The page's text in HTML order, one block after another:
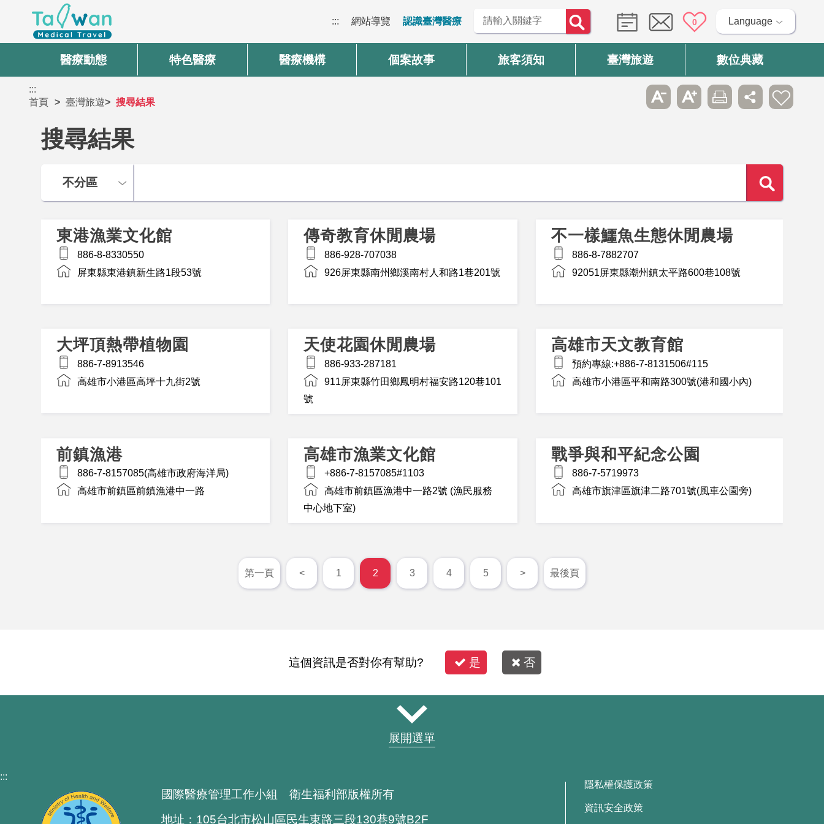
::: 網站導覽 認識臺灣醫療 0 Language
醫療動態 特色醫療 醫療機構 個案故事 旅客須知 臺灣旅遊 數位典藏
:::
首頁
臺灣旅遊 搜尋結果
搜尋結果
東港漁業文化館
886-8-8330550
屏東縣東港鎮新生路1段53號
傳奇教育休閒農場
886-928-707038
926屏東縣南州鄉溪南村人和路1巷201號
不一樣鱷魚生態休閒農場
886-8-7882707
92051屏東縣潮州鎮太平路600巷108號
大坪頂熱帶植物園
886-7-8913546
高雄市小港區高坪十九街2號
天使花園休閒農場
886-933-287181
911屏東縣竹田鄉鳳明村福安路120巷101
號
高雄市天文教育館
預約專線:+886-7-8131506#115
高雄市小港區平和南路300號(港和國小內)
前鎮漁港
886-7-8157085(高雄市政府海洋局)
高雄市前鎮區前鎮漁港中一路
高雄市漁業文化館
+886-7-8157085#1103
高雄市前鎮區漁港中一路2號 (漁民服務
中心地下室)
戰爭與和平紀念公園
886-7-5719973
高雄市旗津區旗津二路701號(風車公園旁)
第一頁 < 1 2 3 4 5 > 最後頁
這個資訊是否對你有幫助? 是 否
展開選單
:::
國際醫療管理工作小組 衛生福利部版權所有
地址：105台北市松山區民生東路三段130巷9號B2F
隱私權保護政策
資訊安全政策